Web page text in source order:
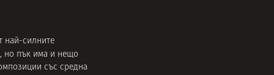
най-силните
но пък има и нещо
със средна